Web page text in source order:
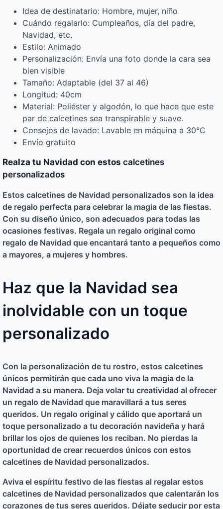
Idea de destinatario: Hombre, mujer, niño
Cuándo regalarlo: Cumpleaños, día del padre,
Navidad, etc.
Estilo: Animado
Personalización: Envía una foto donde la cara sea
bien visible
Tamaño: Adaptable (del 37 al 46)
Longitud: 40cm
Material: Poliéster y algodón, lo que hace que este
par de calcetines sea transpirable y suave.
Consejos de lavado: Lavable en máquina a 30°C
Envío gratuito
Realza tu Navidad con estos calcetines
personalizados
Estos calcetines de Navidad personalizados son la idea
de regalo perfecta para celebrar la magia de las fiestas.
Con su diseño único, son adecuados para todas las
ocasiones festivas. Regala un regalo original como
regalo de Navidad que encantará tanto a pequeños como
a mayores, a mujeres y hombres.
Haz que la Navidad sea
inolvidable con un toque
personalizado
Con la personalización de tu rostro, estos calcetines
únicos permitirán que cada uno viva la magia de la
Navidad a su manera. Deja volar tu creatividad al ofrecer
un regalo de Navidad que maravillará a tus seres
queridos. Un regalo original y cálido que aportará un
toque personalizado a tu decoración navideña y hará
brillar los ojos de quienes los reciban. No pierdas la
oportunidad de crear recuerdos únicos con estos
calcetines de Navidad personalizados.
Aviva el espíritu festivo de las fiestas al regalar estos
calcetines de Navidad personalizados que calentarán los
corazones de tus seres queridos. Déjate seducir por esta